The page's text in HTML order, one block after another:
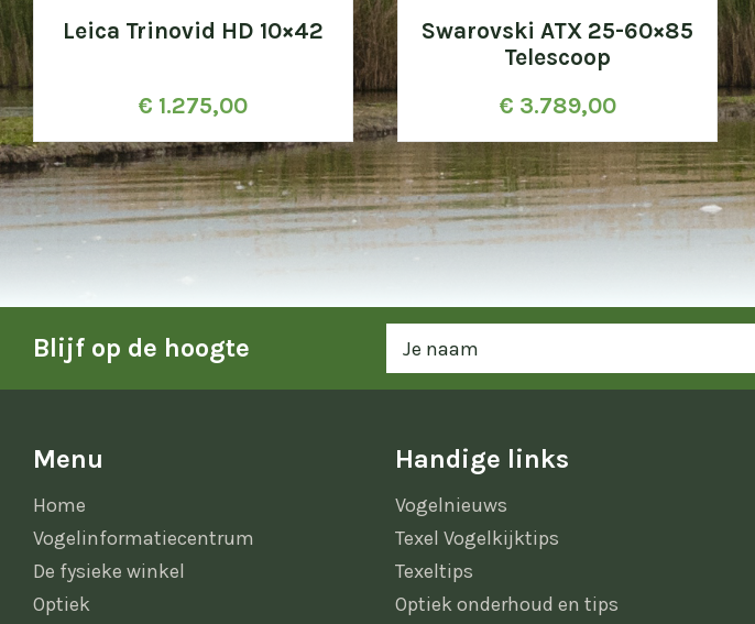
Leica Trinovid HD 10×42
€ 1.275,00
Swarovski ATX 25-60×85
Telescoop
€ 3.789,00
Blijf op de hoogte
Menu
Home
Vogelinformatiecentrum
De fysieke winkel
Optiek
Handige links
Vogelnieuws
Texel Vogelkijktips
Texeltips
Optiek onderhoud en tips